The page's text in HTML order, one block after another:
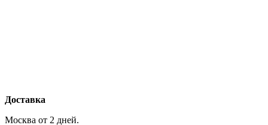
Доставка
Москва от 2 дней.